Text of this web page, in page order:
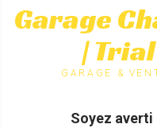
Garage
|
GARAGE &
Soyez averti